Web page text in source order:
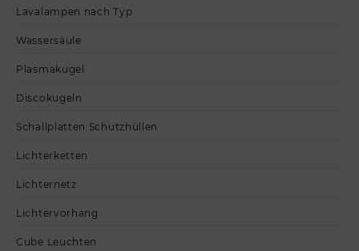
Lavalampen nach Typ
Wassersäule
Plasmakugel
Discokugeln
Schallplatten Schutzhüllen
Lichterketten
Lichternetz
Lichtervorhang
Cube Leuchten